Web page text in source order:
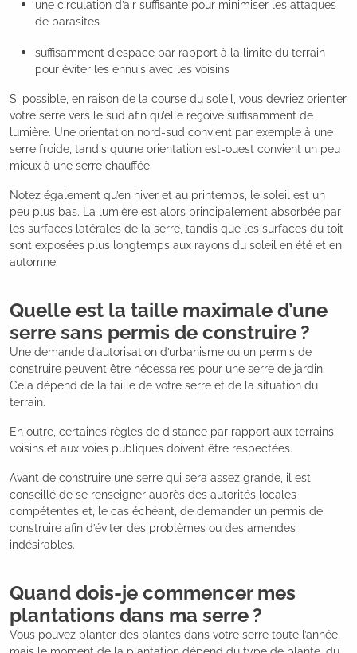
une circulation d’air suffisante pour minimiser les attaques
de parasites
suffisamment d’espace par rapport à la limite du terrain
pour éviter les ennuis avec les voisins
Si possible, en raison de la course du soleil, vous devriez orienter
votre serre vers le sud afin qu’elle reçoive suffisamment de
lumière. Une orientation nord-sud convient par exemple à une
serre froide, tandis qu’une orientation est-ouest convient un peu
mieux à une serre chauffée.
Notez également qu’en hiver et au printemps, le soleil est un
peu plus bas. La lumière est alors principalement absorbée par
les surfaces latérales de la serre, tandis que les surfaces du toit
sont exposées plus longtemps aux rayons du soleil en été et en
automne.
Quelle est la taille maximale d’une
serre sans permis de construire ?
Une demande d’autorisation d’urbanisme ou un permis de
construire peuvent être nécessaires pour une serre de jardin.
Cela dépend de la taille de votre serre et de la situation du
terrain.
En outre, certaines règles de distance par rapport aux terrains
voisins et aux voies publiques doivent être respectées.
Avant de construire une serre qui sera assez grande, il est
conseillé de se renseigner auprès des autorités locales
compétentes et, le cas échéant, de demander un permis de
construire afin d’éviter des problèmes ou des amendes
indésirables.
Quand dois-je commencer mes
plantations dans ma serre ?
Vous pouvez planter des plantes dans votre serre toute l’année,